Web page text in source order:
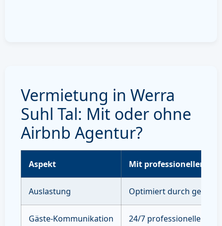
Vermietung in Werra
Suhl Tal: Mit oder ohne
Airbnb Agentur?
Aspekt Mit professioneller
Auslastung Optimiert durch
Gäste-Kommunikation 24/7 professioneller